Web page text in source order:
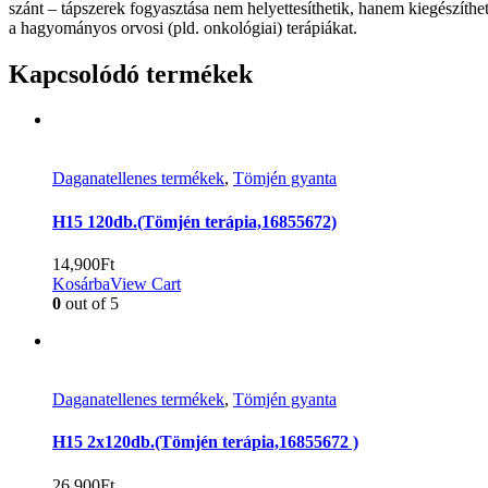
szánt – tápszerek fogyasztása nem helyettesíthetik, hanem
a hagyományos orvosi (pld. onkológiai) terápiákat.
Kapcsolódó termékek
Daganatellenes termékek, Tömjén gyanta
H15 120db.(Tömjén terápia,16855672)
14,900Ft
KosárbaView Cart
0 out of 5
Daganatellenes termékek, Tömjén gyanta
H15 2x120db.(Tömjén terápia,16855672 )